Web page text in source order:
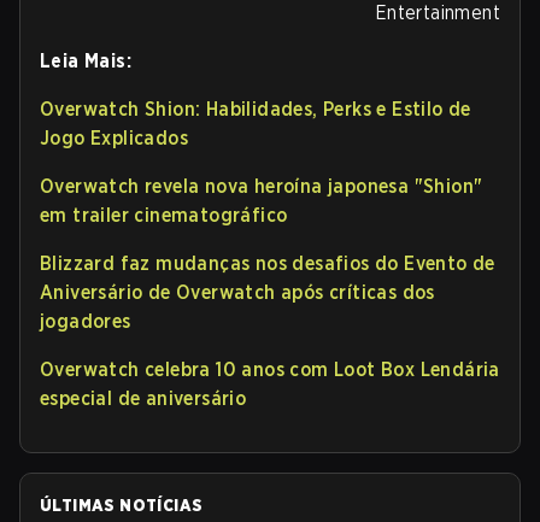
Entertainment
Leia Mais:
Overwatch Shion: Habilidades, Perks e Estilo de
Jogo Explicados
Overwatch revela nova heroína japonesa "Shion"
em trailer cinematográfico
Blizzard faz mudanças nos desafios do Evento de
Aniversário de Overwatch após críticas dos
jogadores
Overwatch celebra 10 anos com Loot Box Lendária
especial de aniversário
ÚLTIMAS NOTÍCIAS